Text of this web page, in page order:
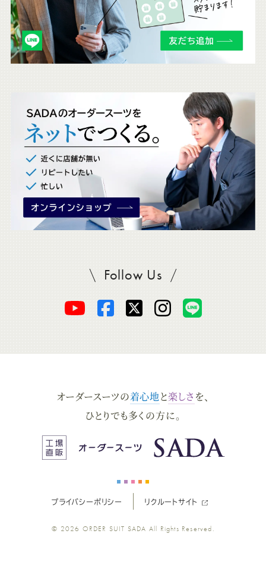
も
チ
ェ
Follow UsSADAをフォロー
オ
ー
ス
ツ
オ
ー
ス
ー
オ
ー
ス
ー
ツ
オ
ー
ス
ツ
ス
ツ
オーダースーツの着心地と楽しさ を、
ひとりでも多くの方に。
プライバシーポリシー リクルートサイト
© 2026 ORDER SUIT SADA All Rights Reserved.